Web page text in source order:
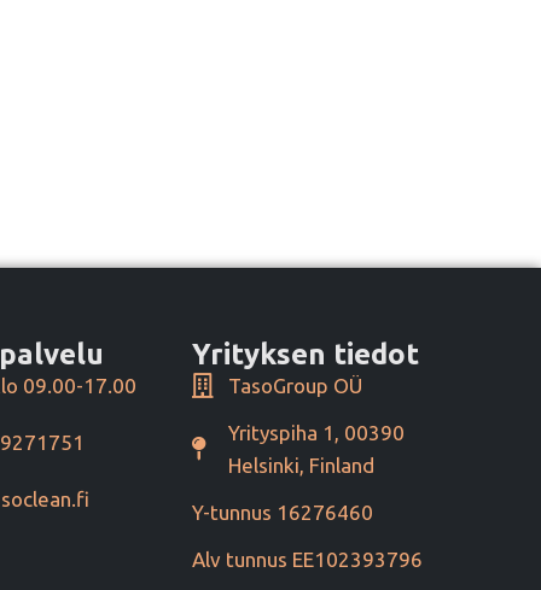
09.00-17.00
Yrityksen tiedot
TasoGroup OÜ
Yrityspiha 1, 00390
Helsinki, Finland
Y-tunnus 16276460
Alv tunnus EE102393796